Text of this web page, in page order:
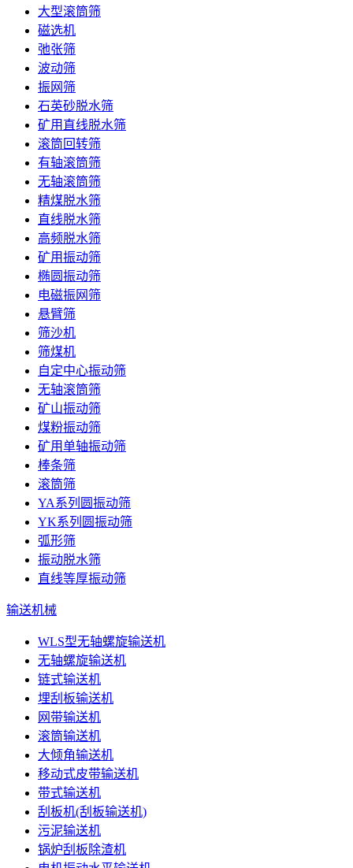
大型滚筒筛
磁选机
弛张筛
波动筛
振网筛
石英砂脱水筛
矿用直线脱水筛
滚筒回转筛
有轴滚筒筛
无轴滚筒筛
精煤脱水筛
直线脱水筛
高频脱水筛
矿用振动筛
椭圆振动筛
电磁振网筛
悬臂筛
筛沙机
筛煤机
自定中心振动筛
无轴滚筒筛
矿山振动筛
煤粉振动筛
矿用单轴振动筛
棒条筛
滚筒筛
YA系列圆振动筛
YK系列圆振动筛
弧形筛
振动脱水筛
直线等厚振动筛
输送机械
WLS型无轴螺旋输送机
无轴螺旋输送机
链式输送机
埋刮板输送机
网带输送机
滚筒输送机
大倾角输送机
移动式皮带输送机
带式输送机
刮板机(刮板输送机)
污泥输送机
锅炉刮板除渣机